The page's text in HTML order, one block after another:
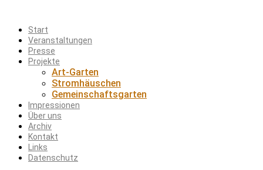
Start
Veranstaltungen
Presse
Projekte
Art-Garten
Stromhäuschen
Gemeinschaftsgarten
Impressionen
Über uns
Archiv
Kontakt
Links
Datenschutz